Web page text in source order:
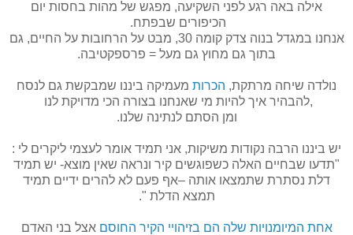
אילה באה רגע לפני השקיעה, מפגש של מהות בחסות יום
הכיפורים שבפתח.
אנחנו במגדל בנוה צדק קומה 30, מבט על הרחובות על החיים, גם
בתוך גם מחוץ גם מעל = פרספקטיבה.
נולדה שיחה מרתקת, הכרות מעמיקה ביננו שמבקשת גם לנסח
,להבהיר איך להיות מי שאנחנו בצורה הכי מדויקת לנו
ומן הסתם לנתינה שלנו.
יש ביננו הרבה נקודות משיקות, אני תמיד אומר לעצמי ליקרים לי :
"תדעו שבחיים האלה כשפוגשים קיר ונראה שאין מוצא- יש תמיד
דלת נסתרת שתמצאו אותה –אף פעם לא להרים ידיים תמיד
תמצא הדלת ".
אחת המיומנויות שלה הם בזיהויי הקיר החוסם אצל בני האדם